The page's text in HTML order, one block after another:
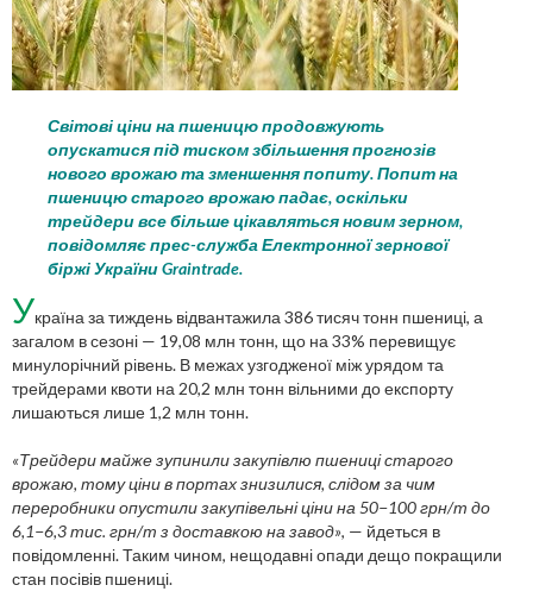
Світові ціни на пшеницю продовжують
опускатися під тиском збільшення прогнозів
нового врожаю та зменшення попиту. Попит на
пшеницю старого врожаю падає, оскільки
трейдери все більше цікавляться новим зерном,
повідомляє прес-служба Електронної зернової
біржі України Graintrade.
Україна за тиждень відвантажила 386 тисяч тонн пшениці, а
загалом в сезоні — 19,08 млн тонн, що на 33% перевищує
минулорічний рівень. В межах узгодженої між урядом та
трейдерами квоти на 20,2 млн тонн вільними до експорту
лишаються лише 1,2 млн тонн.
«Трейдери майже зупинили закупівлю пшениці старого
врожаю, тому ціни в портах знизилися, слідом за чим
переробники опустили закупівельні ціни на 50−100 грн/т до
6,1−6,3 тис. грн/т з доставкою на завод», — йдеться в
повідомленні. Таким чином, нещодавні опади дещо покращили
стан посівів пшениці.